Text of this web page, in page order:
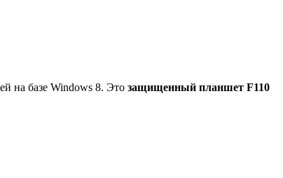
на базе Windows 8. Это защищенный планшет F110